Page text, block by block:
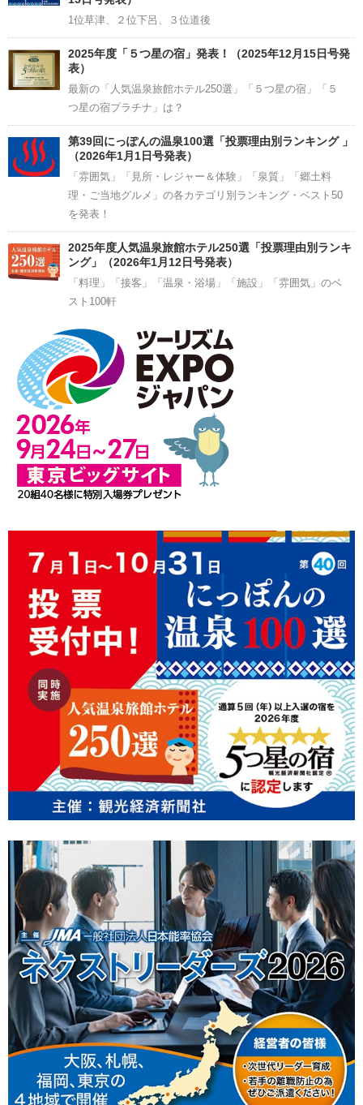
1位草津、２位下呂、３位道後
2025年度「５つ星の宿」発表！（2025年12月15日号発
表）
最新の「人気温泉旅館ホテル250選」「５つ星の宿」「５
つ星の宿プラチナ」は？
第39回にっぽんの温泉100選「投票理由別ランキング 」
（2026年1月1日号発表）
「雰囲気」「見所・レジャー＆体験」「泉質」「郷土料
理・ご当地グルメ」の各カテゴリ別ランキング・ベスト50
を発表！
2025年度人気温泉旅館ホテル250選「投票理由別ランキ
ング」（2026年1月12日号発表）
「料理」「接客」「温泉・浴場」「施設」「雰囲気」のベ
スト100軒